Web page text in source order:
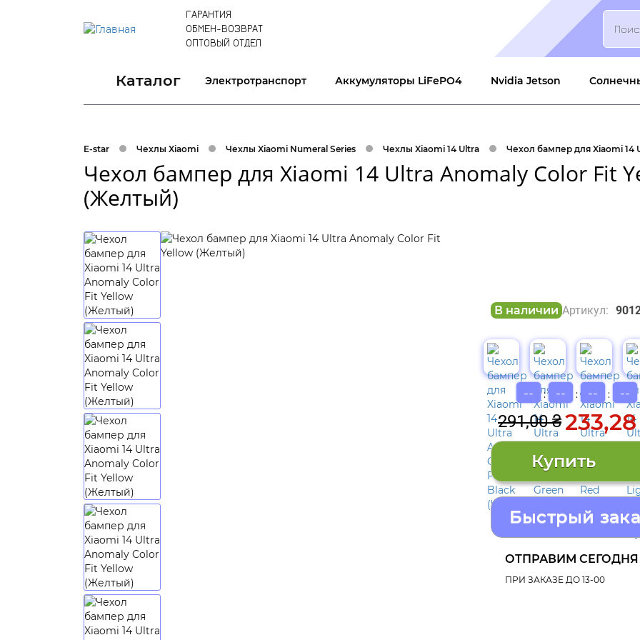
ГАРАНТИЯ
ОБМЕН-ВОЗВРАТ
ОПТОВЫЙ ОТДЕЛ
Search
Каталог Электротранспорт Аккумуляторы LiFePO4 Nvidia Jetson
E-star Чехлы Xiaomi Чехлы Xiaomi Numeral Series Чехлы Xiaomi 14 Ultra Чехол бампер для Xiaomi 14
Чехол бампер для Xiaomi 14 Ultra Anomaly Color Fit
(Желтый)
В наличии Артикул:
-- : -- : -- : --
291,00 ₴
Быстрый
ОТПРАВИМ СЕГОДНЯ
ПРИ ЗАКАЗЕ ДО 13-00